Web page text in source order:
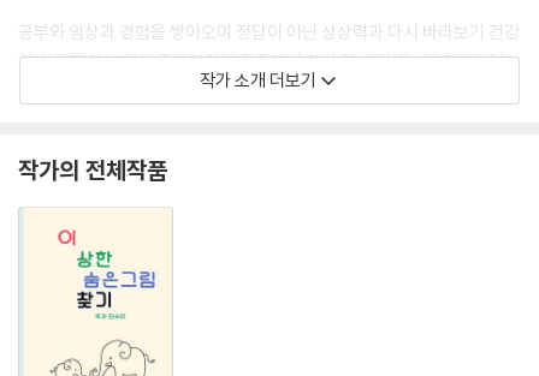
공부와 임상과 경험을 쌓아오며 정답이 아닌 상상력과 다시 바라보기 건강
한 사고를 하는 것도 중요하지만 집중해서 한번 더 생각해보며 창의적인
생각을 해보는 그런 워크지를 만들어보았습니다.
작가 소개 더보기
작가의 전체작품